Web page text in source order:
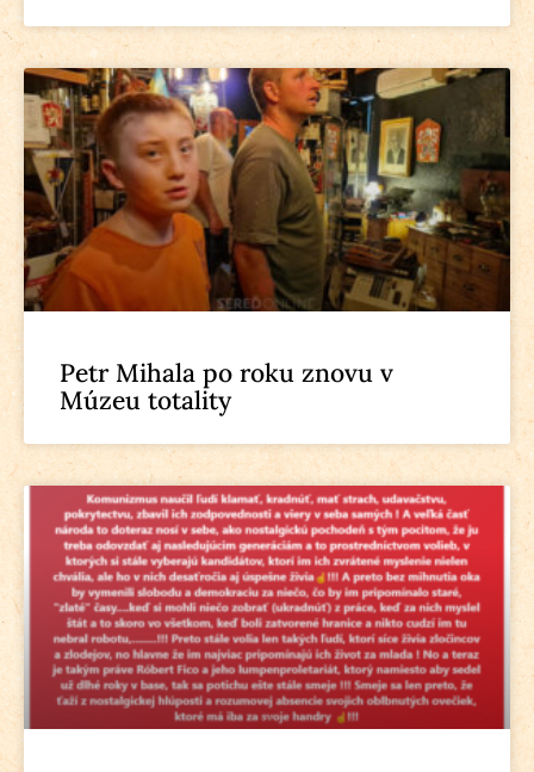
Petr Mihala po roku znovu v
Múzeu totality